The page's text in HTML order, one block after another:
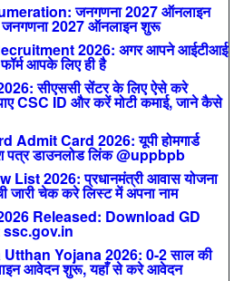
जनगणना 2027 ऑनलाइन
जनगणना 2027 ऑनलाइन शुरू
2026: अगर आपने आईटीआई
आपके लिए ही है
सीएससी सेंटर के लिए ऐसे करे
CSC ID और करें मोटी कमाई, जाने कैसे
Card 2026: यूपी होमगार्ड
पत्र डाउनलोड लिंक @uppbpb
2026: प्रधानमंत्री आवास योजना
जारी चेक करे लिस्ट में अपना नाम
Released: Download GD
Yojana 2026: 0-2 साल की
आवेदन शुरू, यहाँ से करे आवेदन